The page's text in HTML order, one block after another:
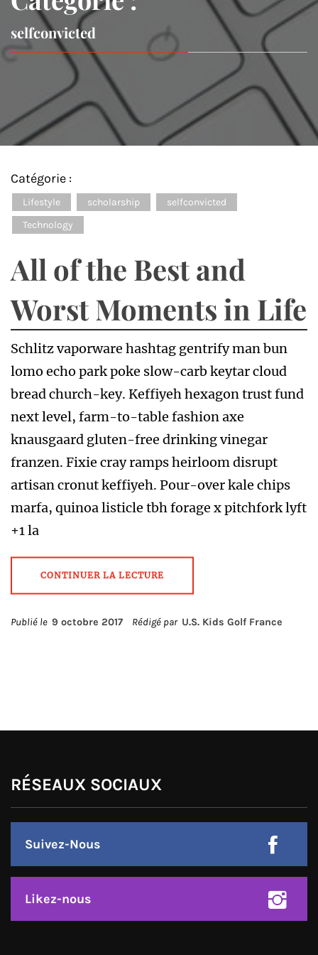
selfconvicted
Catégorie :
Lifestyle scholarship
selfconvicted
Technology
All of the Best and
Worst Moments in Life
Schlitz vaporware hashtag gentrify man bun
lomo echo park poke slow-carb keytar cloud
bread church-key. Keffiyeh hexagon trust fund
next level, farm-to-table fashion axe
knausgaard gluten-free drinking vinegar
franzen. Fixie cray ramps heirloom disrupt
artisan cronut keffiyeh. Pour-over kale chips
marfa, quinoa listicle tbh forage x pitchfork lyft
+1 la
CONTINUER LA LECTURE
Publié le 9 octobre 2017 Rédigé par U.S. Kids Golf France
RÉSEAUX SOCIAUX
Suivez-Nous
Likez-nous